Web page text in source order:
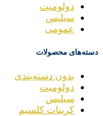
دولومیت
سیلیس
عمومی
دسته‌های محصولات
بدون دسته‌بندی
دولومیت
سیلیس
کربنات کلسیم